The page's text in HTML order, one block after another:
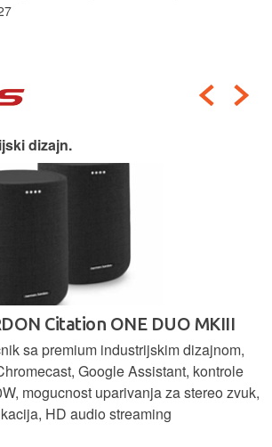
dizajn.
Citation ONE DUO MKIII
sa premium industrijskim dizajnom,
Google Assistant, kontrole
mogucnost uparivanja za stereo zvuk,
HD audio streaming